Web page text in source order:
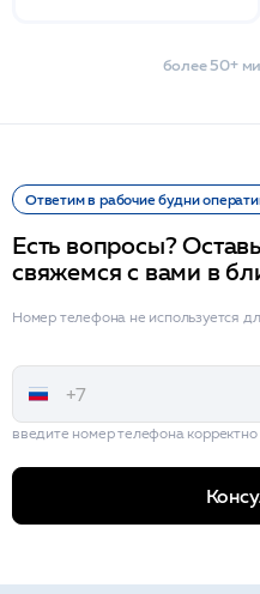
более 50+
Ответим в рабочие будни
Есть вопросы?
свяжемся с вами в
Номер телефона не используется
введите номер телефона корректно